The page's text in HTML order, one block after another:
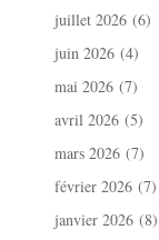
juillet 2026 (6)
juin 2026 (4)
mai 2026 (7)
avril 2026 (5)
mars 2026 (7)
février 2026 (7)
janvier 2026 (8)